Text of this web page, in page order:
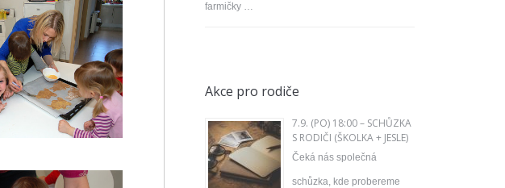
PEČENÍ-
PERNÍČKŮ4
farmičky …
Akce pro rodiče
7.9. (PO) 18:00 – SCHŮZKA
S RODIČI (ŠKOLKA + JESLE)
Čeká nás společná
schůzka, kde probereme